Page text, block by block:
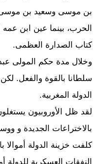
بن موسى وسعيد بن موسى
الحرب، بينما عين ابن عمه
كتاب الصدارة العظمى.
وخلال مدة حكم المولى
سلطانا بالقوة والفعل. لكن
الدولة المغربية.
لقد ظل الأوروبيون
بالاختراعات الجديدة و
كلفت خزينة الدولة
النفقات العسكرية